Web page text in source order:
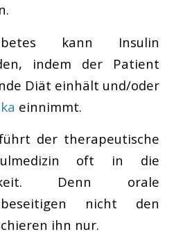
kann Insulin
indem der Patient
Diät einhält und/oder
einnimmt.
der therapeutische
oft in die
Denn orale
nicht den
ihn nur.